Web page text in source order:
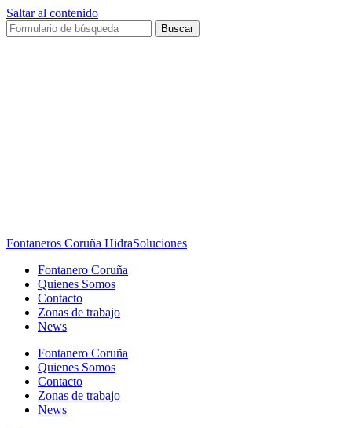
Saltar al contenido
Buscar
Fontaneros Coruña HidraSoluciones
Fontanero Coruña
Quienes Somos
Contacto
Zonas de trabajo
News
Fontanero Coruña
Quienes Somos
Contacto
Zonas de trabajo
News